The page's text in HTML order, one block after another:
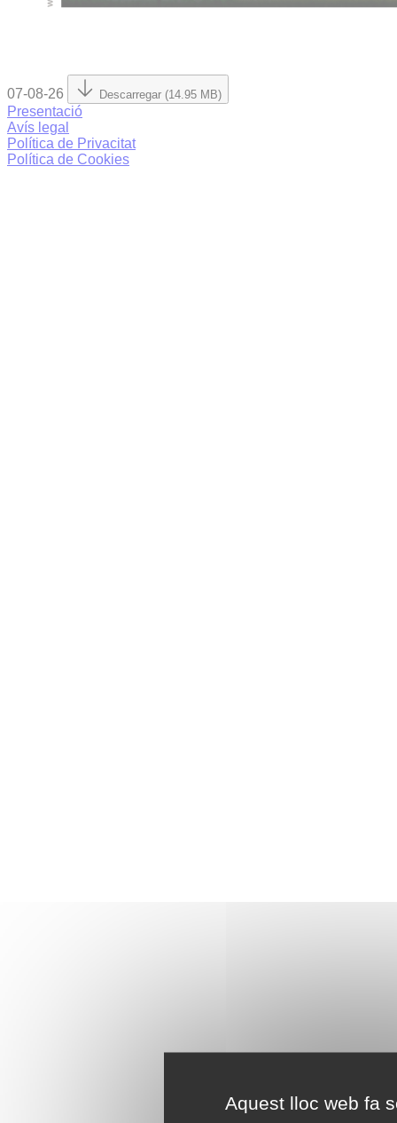
Aquest lloc web fa
07-08-26 Descarregar (14.95 MB)
Presentació
Avís legal
Política de Privacitat
Política de Cookies